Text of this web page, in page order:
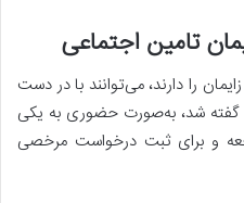
تامین اجتماعی
را دارند، می‌توانند با در دست
شد، به‌صورت حضوری به یکی
و برای ثبت درخواست مرخصی